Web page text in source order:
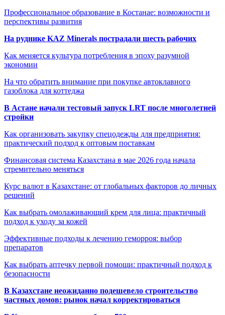
Профессиональное образование в Костанае: возможности и
перспективы развития
На руднике KAZ Minerals пострадали шесть рабочих
Как меняется культура потребления в эпоху разумной
экономии
На что обратить внимание при покупке автоклавного
газоблока для коттеджа
В Астане начали тестовый запуск LRT после многолетней
стройки
Как организовать закупку спецодежды для предприятия:
практический подход к оптовым поставкам
Финансовая система Казахстана в мае 2026 года начала
стремительно меняться
Курс валют в Казахстане: от глобальных факторов до личных
решений
Как выбрать омолаживающий крем для лица: практичный
подход к уходу за кожей
Эффективные подходы к лечению геморроя: выбор
препаратов
Как выбрать аптечку первой помощи: практичный подход к
безопасности
В Казахстане неожиданно подешевело строительство
частных домов: рынок начал корректироваться